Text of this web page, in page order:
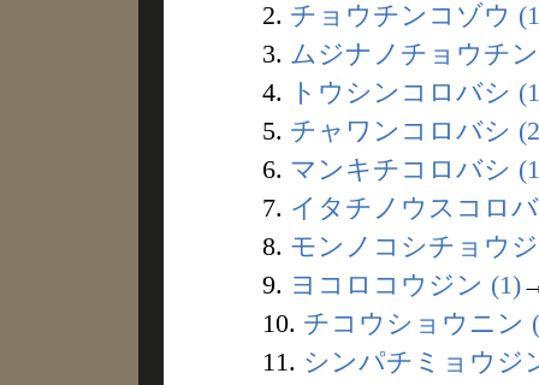
2. チョウチンコゾウ
3. ムジナノチョウチ
4.
トウシンコロバシ
5. チャワンコロバシ
6. マンキチコロバシ
7. イタチノウスコロ
8. モンノコシチョウ
9. ヨコロコウジン (1)
10. チコウショウニン
11. シンパチミョウジ